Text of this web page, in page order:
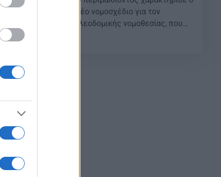
Χατζηδάκης το νέο νομοσχέδιο για τον
χωροταξικής και πολεοδομικής νομοθεσίας, που
διαβούλευση. «Το νομοσχέδιο είναι υπέρ μίας